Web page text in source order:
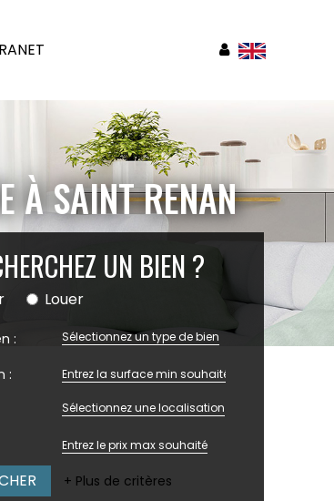
À SAINT RENAN
UN BIEN ?
Louer
: Sélectionnez un type de bien
:
Sélectionnez une localisation
+ Plus de critères